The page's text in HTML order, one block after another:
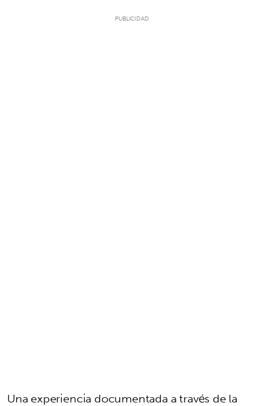
Una experiencia documentada a través de la